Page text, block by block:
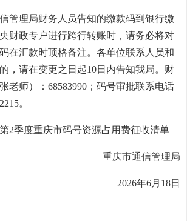
管理局财务人员告知的缴款码到银行缴
财政专户进行跨行转账时，请务必将对
在汇款时顶格备注。各单位联系人员和
，请在变更之日起10日内告知我局。财
老师）：68583990；码号审批联系电话
。
2季度重庆市码号资源占用费征收清单
重庆市通信管理局
2026年6月18日